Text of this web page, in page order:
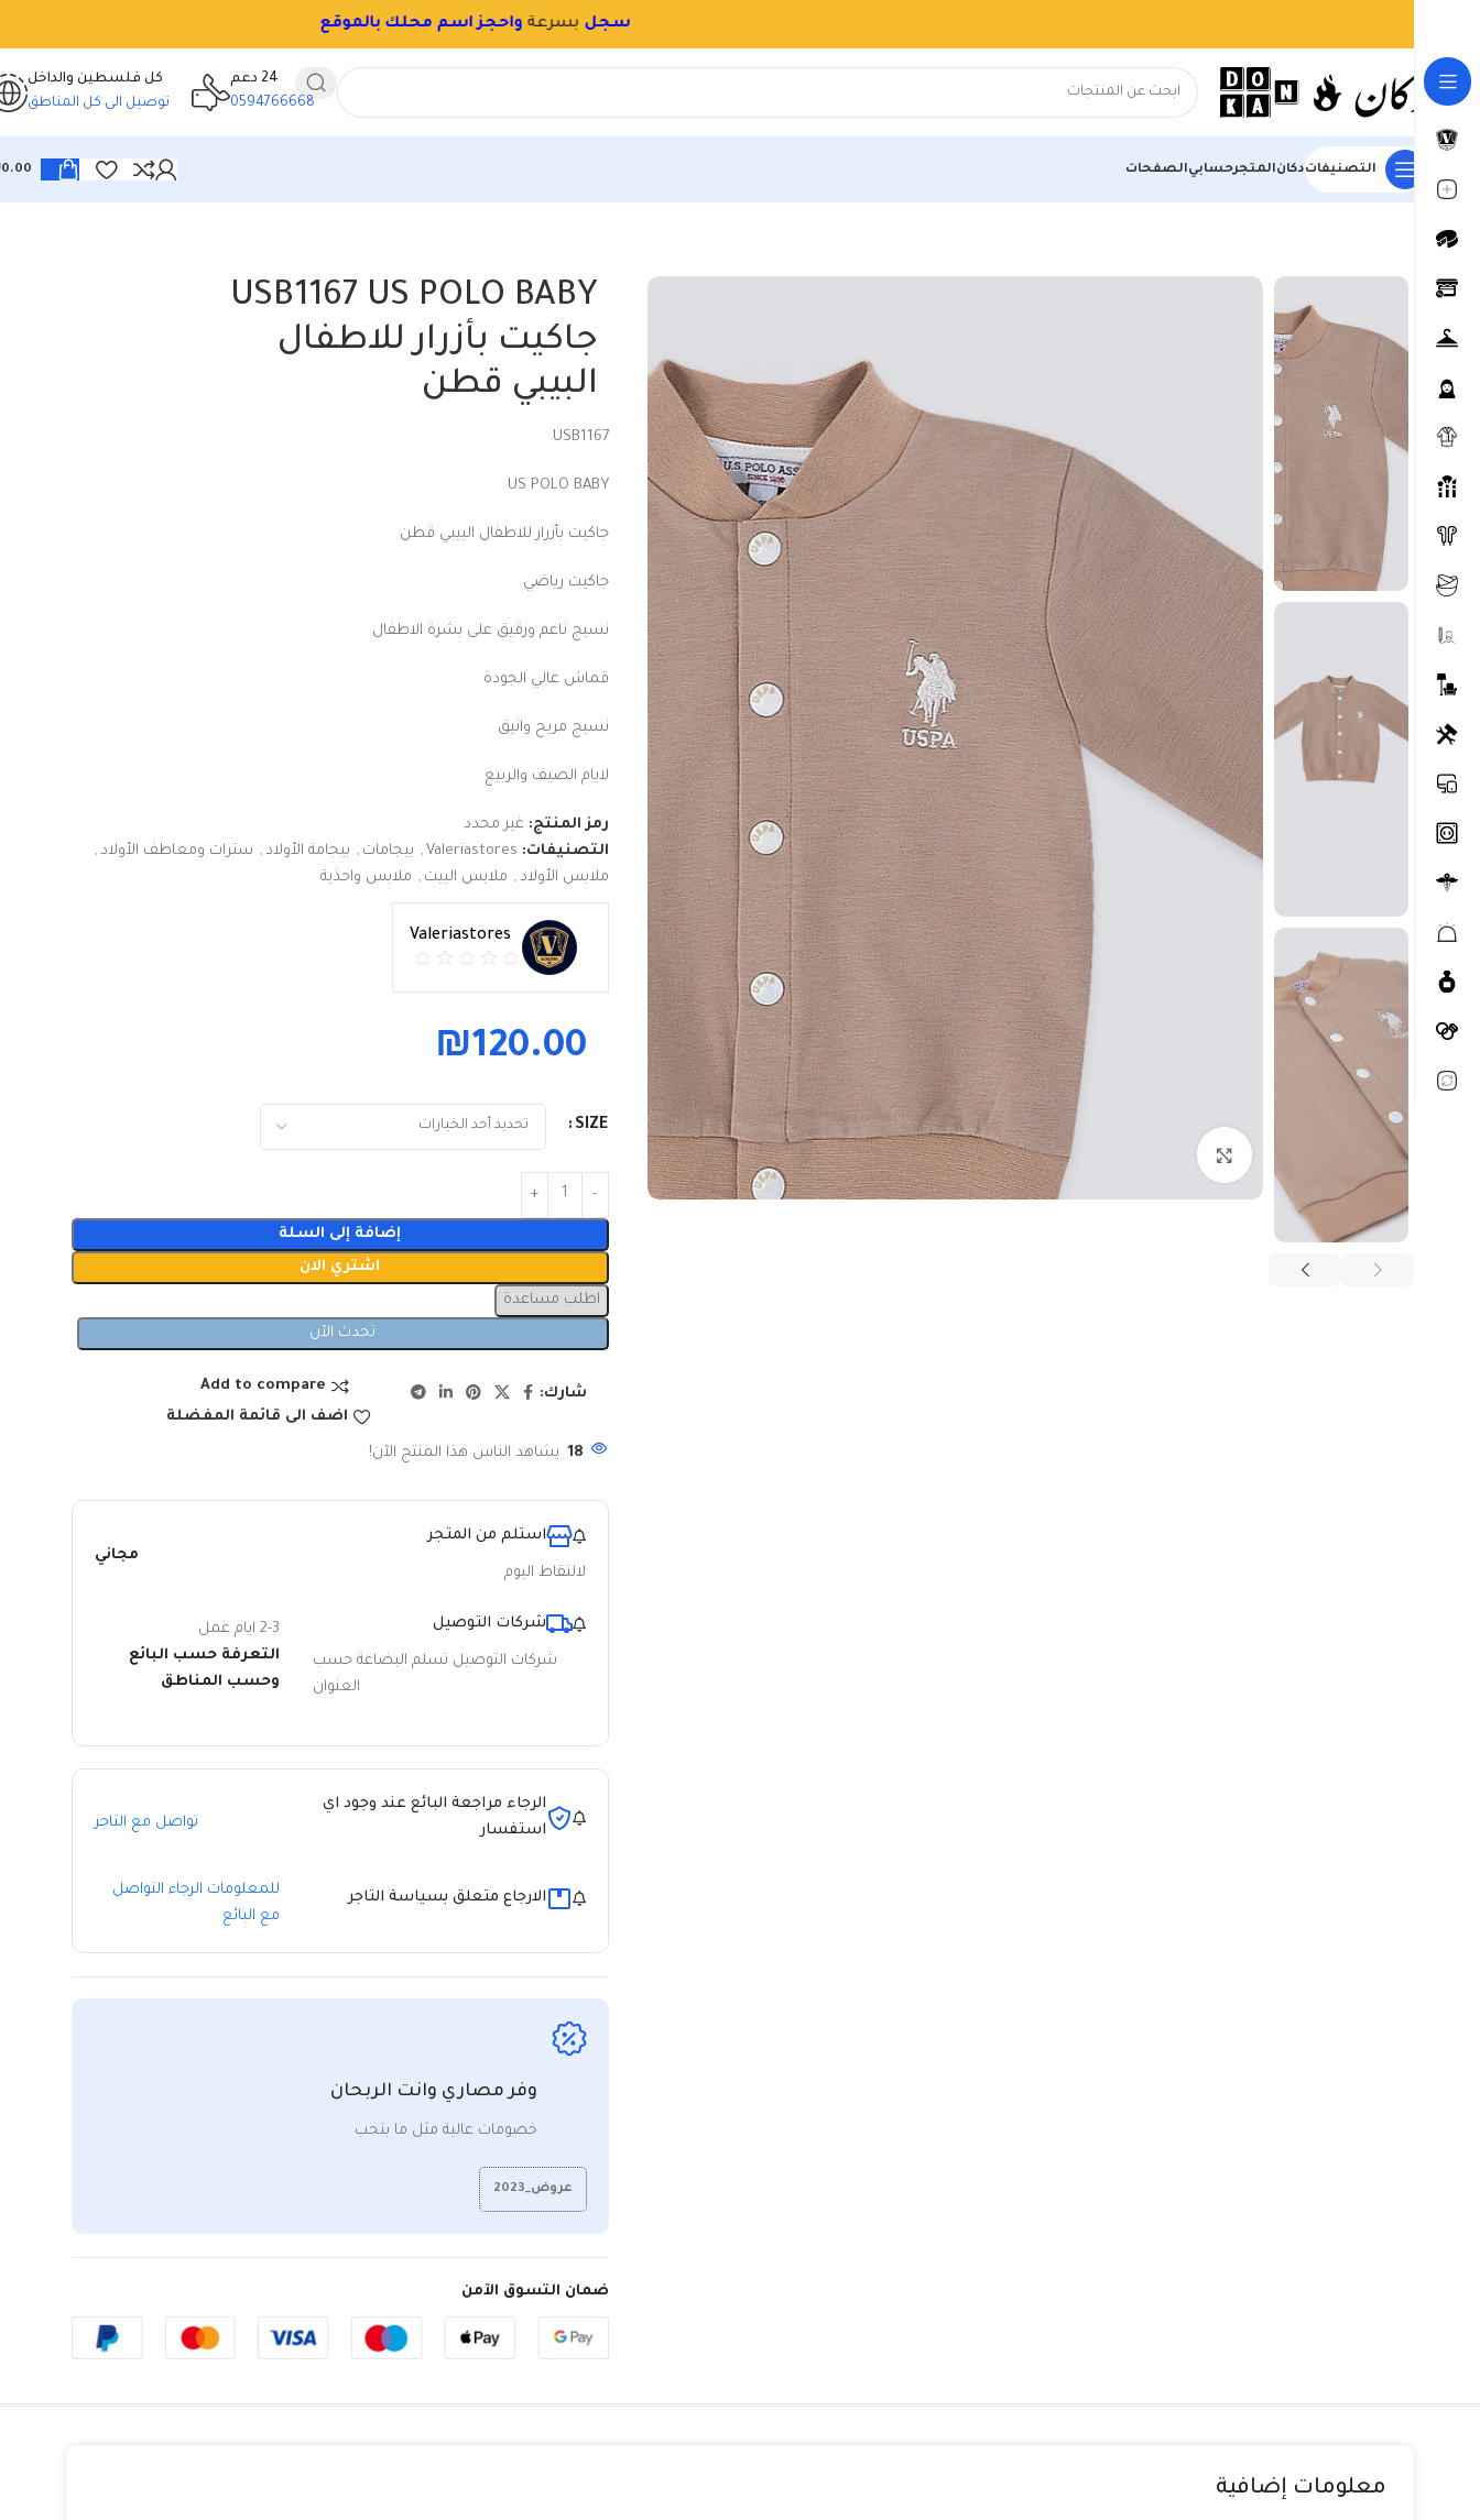
24 دعم
0594766668
كل فلسطين والداخل
توصيل الى كل المناطق
التصنيفاتدكانالمتجرحسابيالصفحات 0.00
الرئيسية المتجر
USB1167 US POLO BABY
جاكيت بأزرار للاطفال
البيبي قطن
USB1167
US POLO BABY
جاكيت بأزرار للاطفال البيبي قطن
جاكيت رياضي
نسيج ناعم ورقيق على بشرة الاطفال
قماش عالي الجودة
نسيج مريح وانيق
لايام الصيف والربيع
رمز المنتج:غير محدد
التصنيفات: Valeriastores
, بيجامات , بيجامة الأولاد , سترات ومعاطف الأولاد ,
ملابس الأولاد , ملابس البيت , ملابس واحذية
Valeriastores
₪120.00
SIZE
إضافة إلى السلة
اشتري الان
اطلب مساعدة
تحدث الآن
Add to compare
اضف الى قائمة المفضلة
شارك:
18 يشاهد الناس هذا المنتج الآن!
استلم من المتجر
لالتقاط اليوم
مجاني
شركات التوصيل
شركات التوصيل تسلم البضاعة حسب
العنوان
2-3 ايام عمل
التعرفة حسب البائع
وحسب المناطق
الرجاء مراجعة البائع عند وجود اي
استفسار
تواصل مع التاجر
الارجاع متعلق بسياسة التاجر
للمعلومات الرجاء التواصل
مع البائع
وفر مصاري وانت الربحان
خصومات عالية مثل ما بتحب
عروض_2023
ضمان التسوق الآمن
معلومات إضافية
احجز اسم محلك بالموقع